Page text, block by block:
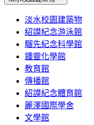
淡水校園建築物
紹謨紀念游泳館
騮先紀念科學館
鍾靈化學館
教育館
傳播館
紹謨紀念體育館
麗澤國際學舍
文學館